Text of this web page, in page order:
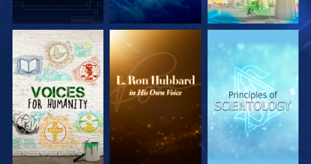
SERIE
ENTDECKEN
SERIE
ENTDECKEN
SERIE
ENTDECKEN